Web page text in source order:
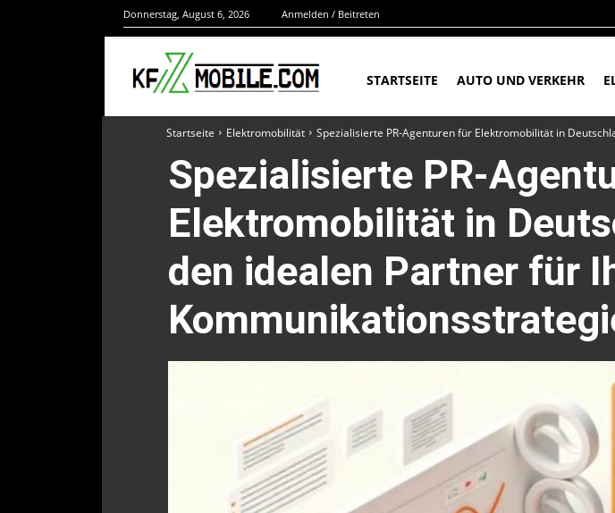
Donnerstag, August 6, 2026 Anmelden / Beitreten
STARTSEITE AUTO UND VERKEHR
Startseite Elektromobilität Spezialisierte PR-Agenturen für Elektromobilität in
Spezialisierte PR-
Elektromobilität in
den idealen Partner für